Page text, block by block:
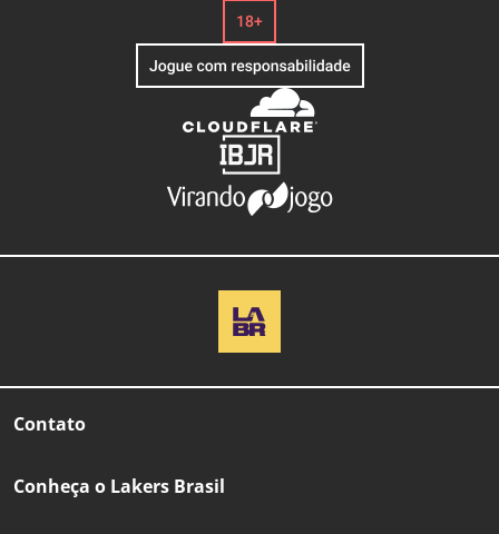
Contato
Conheça o Lakers Brasil